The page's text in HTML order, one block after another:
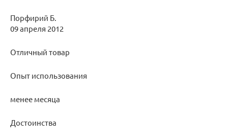
Порфирий Б.
09 апреля 2012
Отличный товар
Опыт использования
менее месяца
Достоинства